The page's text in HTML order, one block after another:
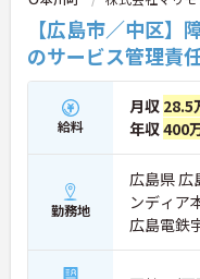
【広島市／中区】
のサービス管理責
給料
月収 28.5
年収400
勤務地
広島県
ンディア
広島電鉄